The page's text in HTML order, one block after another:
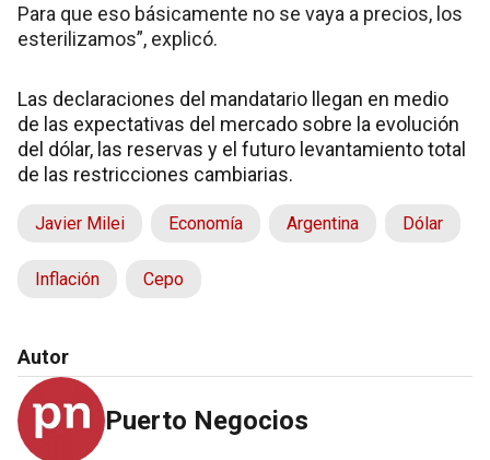
Para que eso básicamente no se vaya a precios, los
esterilizamos”, explicó.
Las declaraciones del mandatario llegan en medio
de las expectativas del mercado sobre la evolución
del dólar, las reservas y el futuro levantamiento total
de las restricciones cambiarias.
Javier Milei Economía Argentina Dólar
Inflación Cepo
Autor
Puerto Negocios